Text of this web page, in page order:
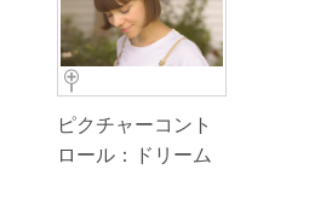
ピクチャーコント
ロール：ドリーム